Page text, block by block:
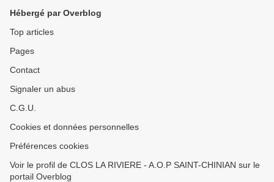
Hébergé par Overblog
Top articles
Pages
Contact
Signaler un abus
C.G.U.
Cookies et données personnelles
Préférences cookies
Voir le profil de CLOS LA RIVIERE - A.O.P SAINT-CHINIAN sur le
portail Overblog